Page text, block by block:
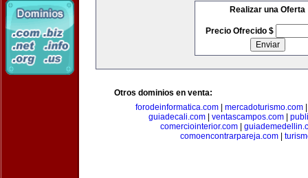
Realizar una Oferta
Precio Ofrecido $
Otros dominios en venta:
forodeinformatica.com| mercadoturismo.com
guiadecali.com
ventascampos.com
comerciointerior.com
comoencontrarpareja.com|